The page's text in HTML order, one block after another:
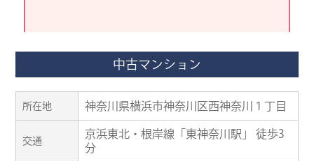
中古マンション
所在地 神奈川県横浜市神奈川区西神奈川１丁目
交通
京浜東北・根岸線「東神奈川駅」 徒歩3
分